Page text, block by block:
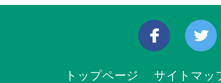
トップページ
サイトマッ